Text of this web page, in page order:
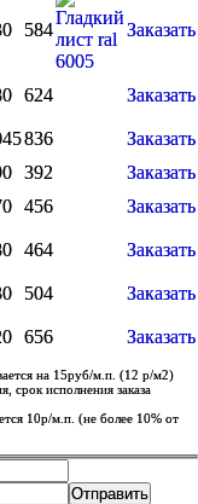
584 Заказать
624 Заказать
836 Заказать
392
Заказать
456 Заказать
464 Заказать
504 Заказать
656 Заказать
на 15руб/м.п. (12 р/м2)
срок исполнения заказа
10р/м.п. (не более 10% от